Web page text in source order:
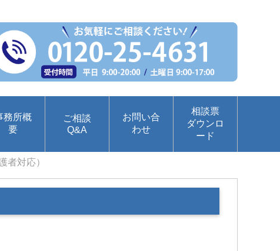
務所概
要
ご相談
Q&A
お問い合
わせ
相談票
ダウンロ
ード
者対応）